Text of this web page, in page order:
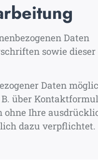
Daten
sowie dieser
Daten
B. über
ohne Ihre
dazu verpflichtet.